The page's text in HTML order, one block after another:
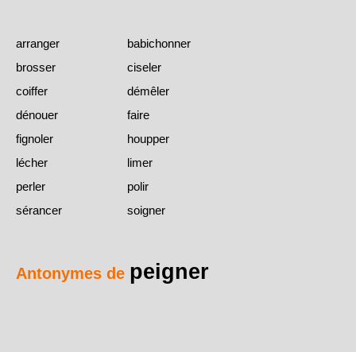
arranger
babichonner
brosser
ciseler
coiffer
démêler
dénouer
faire
fignoler
houpper
lécher
limer
perler
polir
sérancer
soigner
Antonymes de peigner